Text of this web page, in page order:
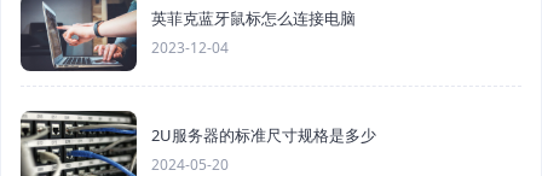
英菲克蓝牙鼠标怎么连接电脑
2023-12-04
2U服务器的标准尺寸规格是多少
2024-05-20